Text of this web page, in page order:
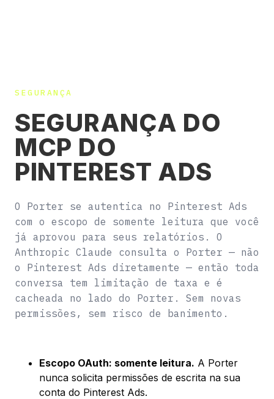
SEGURANÇA
SEGURANÇA DO
MCP DO
PINTEREST ADS
O Porter se autentica no Pinterest Ads
com o escopo de somente leitura que você
já aprovou para seus relatórios. O
Anthropic Claude consulta o Porter — não
o Pinterest Ads diretamente — então toda
conversa tem limitação de taxa e é
cacheada no lado do Porter. Sem novas
permissões, sem risco de banimento.
Escopo OAuth: somente leitura. A Porter
nunca solicita permissões de escrita na sua
conta do Pinterest Ads.